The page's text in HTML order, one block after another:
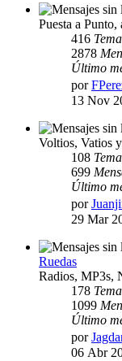
Puesta a
416
2878
Último
por
13 Nov
Voltios, Vatios
108
699
Último
por
29 Mar
Ruedas
Radios, MP3s,
178
1099
Último
por
06 Abr